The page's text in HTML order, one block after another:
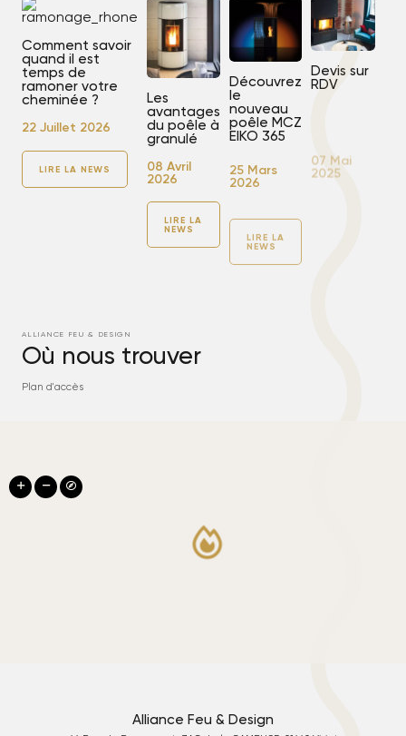
Comment savoir
quand il est
temps de
ramoner votre
cheminée ?
22 Juillet 2026
LIRE LA NEWS
Les
avantages
du poêle à
granulé
08 Avril
2026
LIRE LA
NEWS
Découvrez
le
nouveau
poêle MCZ
EIKO 365
25 Mars
2026
LIRE LA
Devis sur
RDV
LIRE
LA
ALLIANCE FEU & DESIGN
Où nous trouver
Plan d'accès
Alliance Feu & Design